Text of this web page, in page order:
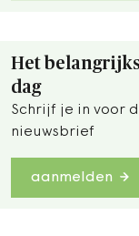
Het
dag
Schrijf je in voor
nieuwsbrief
aanmelden